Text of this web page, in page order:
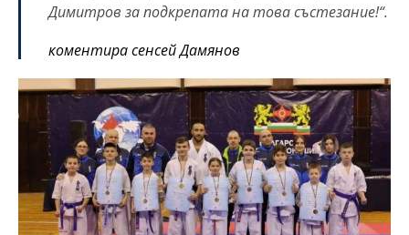
Димитров за подкрепата на това състезание!“.
коментира сенсей Дамянов